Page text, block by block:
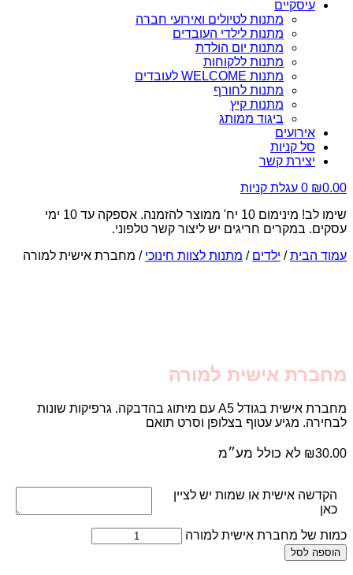
עיסקיים
מתנות לטיולים ואירועי חברה
מתנות לילדי העובדים
מתנות יום הולדת
מתנות ללקוחות
מתנות WELCOME לעובדים
מתנות לחורף
מתנות קיץ
ביגוד ממותג
אירועים
סל קניות
יצירת קשר
₪0.00
0 עגלת קניות
שימו לב! מינימום 10 יח' ממוצר להזמנה. אספקה עד 10 ימי
עסקים. במקרים חריגים יש ליצור קשר טלפוני.
עמוד הבית/ ילדים / מתנות לצוות חינוכי / מחברת אישית למורה
מחברת אישית למורה
מחברת אישית בגודל A5 עם מיתוג בהדבקה. גרפיקות שונות
לבחירה. מגיע עטוף בצלופן וסרט תואם
₪30.00 לא כולל מע״מ
הקדשה אישית או שמות יש לציין
כאן
כמות של מחברת אישית למורה
הוספה לסל